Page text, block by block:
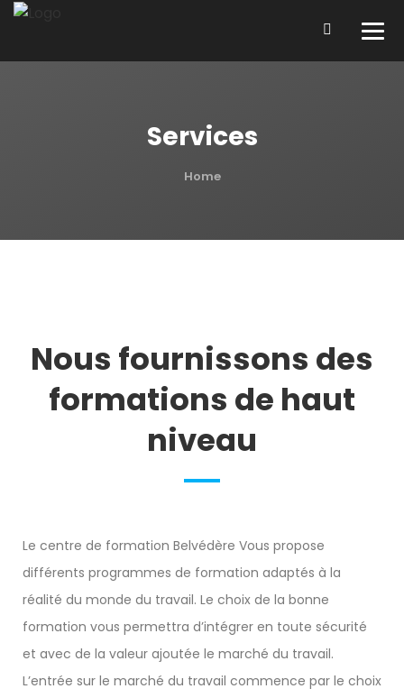
Services
Home
Nous fournissons des
formations de haut
niveau
Le centre de formation Belvédère Vous propose
différents programmes de formation adaptés à la
réalité du monde du travail. Le choix de la bonne
formation vous permettra d’intégrer en toute sécurité
et avec de la valeur ajoutée le marché du travail.
L’entrée sur le marché du travail commence par le choix